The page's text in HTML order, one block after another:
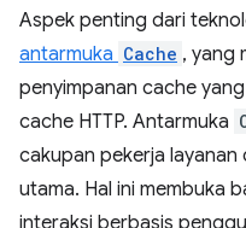
Aspek penting dari
antarmuka Cache , yang
penyimpanan cache
cache HTTP. Antarmuka
cakupan pekerja
utama. Hal ini membuka